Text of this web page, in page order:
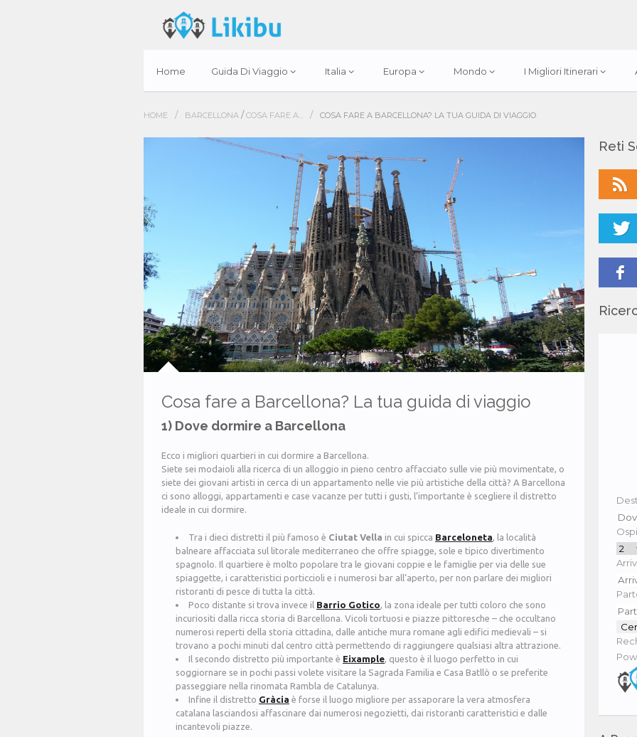
Home Guida Di Viaggio Italia Europa Mondo I Migliori Itinerari
HOME / BARCELLONA /COSA FARE A... / COSA FARE A BARCELLONA? LA TUA GUIDA DI VIAGGIO
Cosa fare a Barcellona? La tua guida di viaggio
1) Dove dormire a Barcellona
Ecco i migliori quartieri in cui dormire a Barcellona.
Siete sei modaioli alla ricerca di un alloggio in pieno centro affacciato sulle vie più movimentate, o
siete dei giovani artisti in cerca di un appartamento nelle vie più artistiche della città? A Barcellona
ci sono alloggi, appartamenti e case vacanze per tutti i gusti, l’importante è scegliere il distretto
ideale in cui dormire.
Tra i dieci distretti il più famoso è Ciutat Vella in cui spicca Barceloneta , la località
balneare affacciata sul litorale mediterraneo che offre spiagge, sole e tipico divertimento
spagnolo. Il quartiere è molto popolare tra le giovani coppie e le famiglie per via delle sue
spiaggette, i caratteristici porticcioli e i numerosi bar all’aperto, per non parlare dei migliori
ristoranti di pesce di tutta la città.
Poco distante si trova invece il Barrio Gotico , la zona ideale per tutti coloro che sono
incuriositi dalla ricca storia di Barcellona. Vicoli tortuosi e piazze pittoresche – che occultano
numerosi reperti della storia cittadina, dalle antiche mura romane agli edifici medievali – si
trovano a pochi minuti dal centro città permettendo di raggiungere qualsiasi altra attrazione.
Il secondo distretto più importante è Eixample , questo è il luogo perfetto in cui
soggiornare se in pochi passi volete visitare la Sagrada Familia e Casa Batllò o se preferite
passeggiare nella rinomata Rambla de Catalunya.
Infine il distretto Gràcia è forse il luogo migliore per assaporare la vera atmosfera
catalana lasciandosi affascinare dai numerosi negozietti, dai ristoranti caratteristici e dalle
incantevoli piazze.
Reti